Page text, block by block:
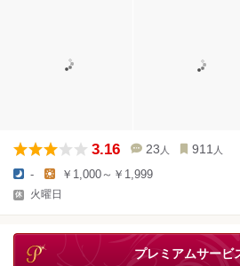
3.16 23 人 911 人
- ￥1,000～￥1,999
火曜日
プレミアムサービ